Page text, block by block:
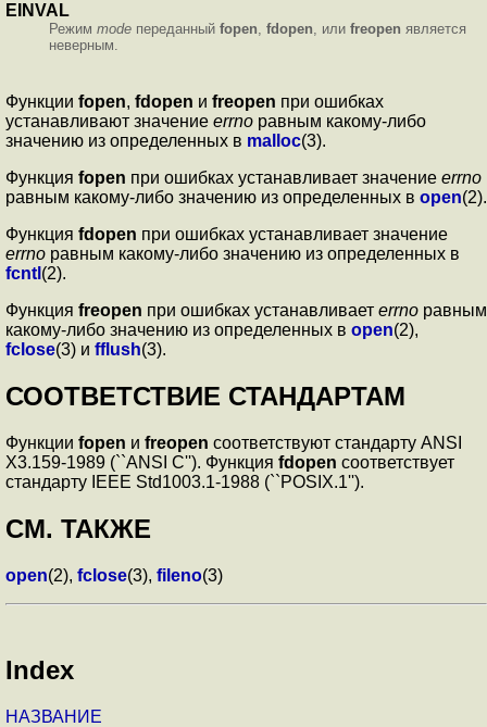
EINVAL
Режим mode переданный fopen, fdopen, или freopen является
неверным.
Функции fopen, fdopen и freopen при ошибках
устанавливают значение errno равным какому-либо
значению из определенных в malloc(3).
Функция fopen при ошибках устанавливает значение errno
равным какому-либо значению из определенных в open(2).
Функция fdopen при ошибках устанавливает значение
errno равным какому-либо значению из определенных в
fcntl (2).
Функция freopen при ошибках устанавливает errno равным
какому-либо значению из определенных в open(2),
fclose(3) и fflush(3).
СООТВЕТСТВИЕ СТАНДАРТАМ
Функции fopen и freopen соответствуют стандарту ANSI
X3.159-1989 (``ANSI C''). Функция fdopen соответствует
стандарту IEEE Std1003.1-1988 (``POSIX.1'').
СМ. ТАКЖЕ
open(2), fclose(3), fileno(3)
Index
НАЗВАНИЕ